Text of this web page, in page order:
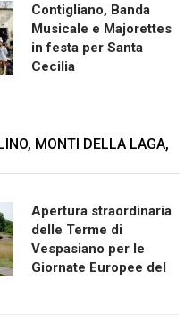
Contigliano, Banda
Musicale e Majorettes
in festa per Santa
Cecilia
MONTI DELLA LAGA,
Apertura straordinaria
delle Terme di
Vespasiano per le
Giornate Europee del